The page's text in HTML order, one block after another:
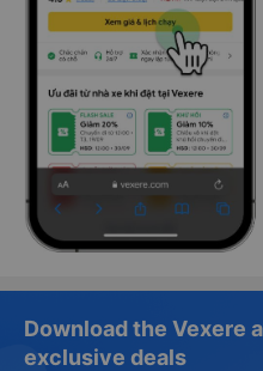
Download the Vexere
exclusive deals